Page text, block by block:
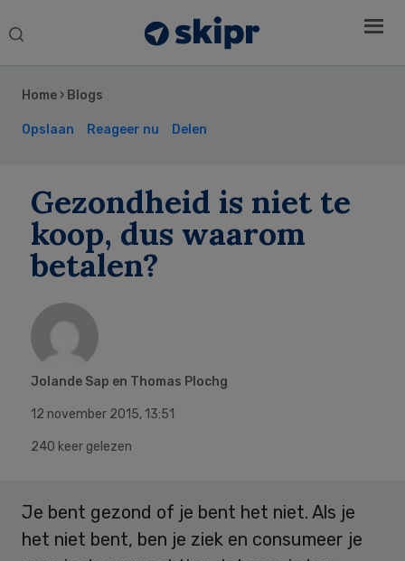
Search
Home › Blogs
Opslaan Reageer nu Delen
Gezondheid is niet te
koop, dus waarom
betalen?
Jolande Sap en Thomas Plochg
12 november 2015, 13:51
240 keer gelezen
Je bent gezond of je bent het niet. Als je
het niet bent, ben je ziek en consumeer je
Sidebar